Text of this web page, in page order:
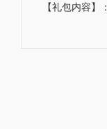
【礼包内容】：